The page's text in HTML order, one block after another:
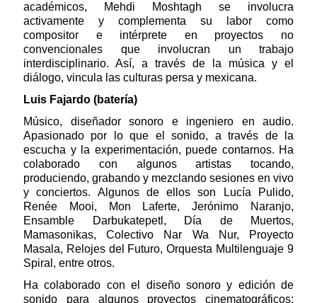
académicos, Mehdi Moshtagh se involucra
activamente y complementa su labor como
compositor e intérprete en proyectos no
convencionales que involucran un trabajo
interdisciplinario. Así, a través de la música y el
diálogo, vincula las culturas persa y mexicana.
Luis Fajardo (batería)
Músico, diseñador sonoro e ingeniero en audio.
Apasionado por lo que el sonido, a través de la
escucha y la experimentación, puede contarnos. Ha
colaborado con algunos artistas tocando,
produciendo, grabando y mezclando sesiones en vivo
y conciertos. Algunos de ellos son Lucía Pulido,
Renée Mooi, Mon Laferte, Jerónimo Naranjo,
Ensamble Darbukatepetl, Día de Muertos,
Mamasonikas, Colectivo Nar Wa Nur, Proyecto
Masala, Relojes del Futuro, Orquesta Multilenguaje 9
Spiral, entre otros.
Ha colaborado con el diseño sonoro y edición de
sonido para algunos proyectos cinematográficos: